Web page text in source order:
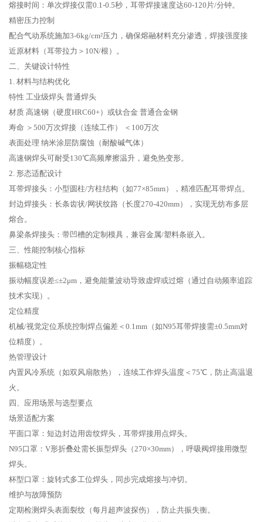
熔接时间‌：单次焊接仅需0.1-0.5秒，耳带焊接速度达60-120片/分钟‌。
‌精密压力控制‌
配合气动系统施加3-6kg/cm²压力，确保熔融材料充分渗透，焊接强度接
近原材料（耳带拉力＞10N/根）‌。
二、关键设计特性‌
1. ‌材料与结构优化‌
‌特性‌ ‌工业级焊头‌ ‌普通焊头‌
‌材质‌ 高速钢（硬度HRC60+）或钛合金 普通合金钢
‌寿命‌ ＞500万次焊接（连续工作） ＜100万次
‌表面处理‌ 纳米涂层防腐蚀（耐酸碱气体）
高速钢焊头可耐受130℃高频摩擦温升，避免热变形。
2. ‌形态适配设计‌
‌耳带焊接头‌：小型圆柱/方柱结构（如77×85mm），精准匹配耳带焊点‌。
‌封边焊接头‌：长条齿状/网状纹路（长度270-420mm），实现无纺布多层
熔合‌。
‌鼻梁条焊接头‌：带凹槽的定制模具，兼容金属/塑料条嵌入‌。
‌三、性能控制核心指标‌
‌振幅稳定性‌
振动幅度误差≤±2μm，避免能量波动导致虚焊或过熔（通过自动频率追踪
技术实现）‌。
‌定位精度‌
机械/视觉定位系统控制焊点偏差＜0.1mm（如N95耳带焊接需±0.5mm对
位精度）‌。
‌热管理设计‌
内置风冷系统（如双风扇散热），连续工作焊头温度＜75℃，防止高温退
火‌。
‌四、应用场景与选型要点‌
‌场景适配方案‌
平面口罩‌：短边封边用齿纹焊头，耳带焊接用点焊头‌。
‌N95口罩‌：V形折叠处需长振型焊头（270×30mm），呼吸阀焊接用微型
焊头‌。
‌杯型口罩‌：旋转式多工位焊头，同步完成熔接与冲切‌。
‌维护与故障预防‌
定期检测焊头表面裂纹（每月超声波探伤），防止共振失衡‌。